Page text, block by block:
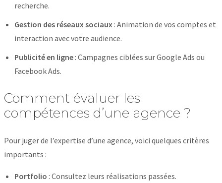
recherche.
Gestion des réseaux sociaux: Animation de vos comptes et
interaction avec votre audience.
Publicité en ligne: Campagnes ciblées sur Google Ads ou
Facebook Ads.
Comment évaluer les
compétences d’une agence ?
Pour juger de l’expertise d’une agence, voici quelques critères
importants :
Portfolio : Consultez leurs réalisations passées.